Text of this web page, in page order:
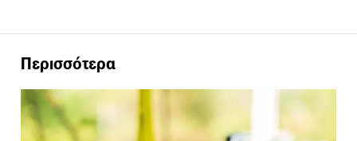
Περισσότερα